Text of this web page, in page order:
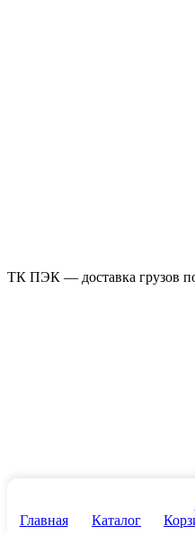
ТК ПЭК — доставка грузов
Главная Каталог